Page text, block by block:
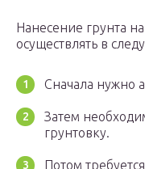
Нанесение грунта
осуществлять в
Сначала нужно
Затем
грунтовку.
Потом